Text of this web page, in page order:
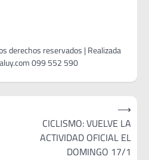
CICLISMO: VUELVE LA
ACTIVIDAD OFICIAL EL
DOMINGO 17/1
⟶